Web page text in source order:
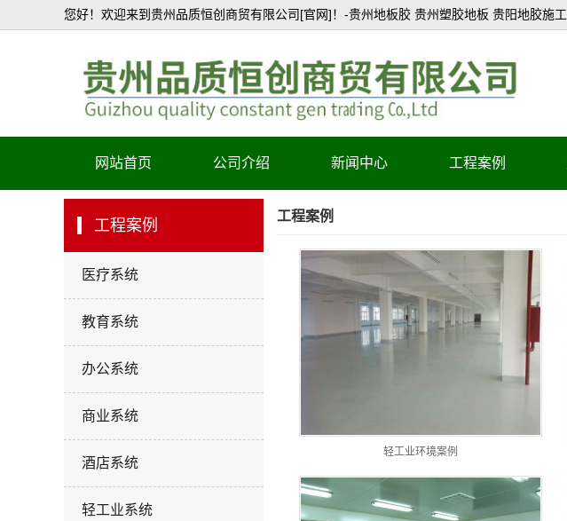
您好！欢迎来到贵州品质恒创商贸有限公司[官网]！-贵州地板胶 贵州塑胶地板 贵阳地胶施工
网站首页 公司介绍 新闻中心 工程案例
办公系统
商业系统
酒店系统
轻工业系统
除尘地垫系统
悬浮拼装地板系统
室外运动场地系统
工程案例
医疗系统
教育系统
办公系统
商业系统
酒店系统
轻工业系统
工程案例
轻工业环境案例